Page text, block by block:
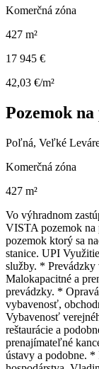
Komerčná zóna
427 m²
17 945 €
42,03 €/m²
Pozemok
Poľná, Veľké
Komerčná zóna
427 m²
Vo výhradnom
VISTA pozemok na
pozemok ktorý sa
stanice. UPI
služby. *
Malokapacitné a
prevádzky. *
vybavenosť,
Vybavenosť
reštaurácie a
prenajímateľné
ústavy a podobne. *